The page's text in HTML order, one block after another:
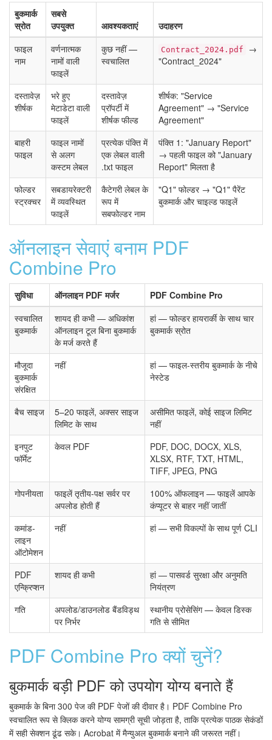
बुकमार्क
स्रोत
सबसे
उपयुक्त
आवश्यकताएं
उदाहरण
फाइल
नाम
वर्णनात्मक
नामों वाली
फाइलें
कुछ नहीं —
स्वचालित
Contract_2024.pdf
→
"Contract_2024"
दस्तावेज़
शीर्षक
भरे हुए
मेटाडेटा वाली
फाइलें
दस्तावेज़
प्रॉपर्टी में
शीर्षक फील्ड
शीर्षक: "Service
Agreement" → "Service
Agreement"
बाहरी
फाइल
फाइल नामों
से अलग
कस्टम लेबल
प्रत्येक पंक्ति में
एक लेबल वाली
.txt फाइल
पंक्ति 1: "January Report"
→ पहली फाइल को "January
Report" मिलता है
फोल्डर
स्ट्रक्चर
सबडायरेक्टरी
में व्यवस्थित
फाइलें
कैटेगरी लेबल के
रूप में
सबफोल्डर नाम
"Q1" फोल्डर → "Q1" पैरेंट
बुकमार्क और चाइल्ड फाइलें
ऑनलाइन सेवाएं बनाम PDF
Combine Pro
सुविधा ऑनलाइन PDF मर्जर
PDF Combine Pro
स्वचालित
बुकमार्क
शायद ही कभी — अधिकांश
ऑनलाइन टूल बिना बुकमार्क
के मर्ज करते हैं
हां — फोल्डर हायरार्की के साथ चार
बुकमार्क स्रोत
मौजूदा
बुकमार्क
संरक्षित
नहीं
हां — फाइल-स्तरीय बुकमार्क के नीचे
नेस्टेड
बैच साइज
5–20 फाइलें, अक्सर साइज
लिमिट के साथ
असीमित फाइलें, कोई साइज लिमिट
नहीं
इनपुट
फॉर्मेट
केवल PDF
PDF, DOC, DOCX, XLS,
XLSX, RTF, TXT, HTML,
TIFF, JPEG, PNG
गोपनीयता
फाइलें तृतीय-पक्ष सर्वर पर
अपलोड होती हैं
100% ऑफलाइन — फाइलें आपके
कंप्यूटर से बाहर नहीं जातीं
कमांड-
लाइन
ऑटोमेशन
नहीं हां — सभी विकल्पों के साथ पूर्ण CLI
PDF
एन्क्रिप्शन
शायद ही कभी
हां — पासवर्ड सुरक्षा और अनुमति
नियंत्रण
गति
अपलोड/डाउनलोड बैंडविड्थ
पर निर्भर
स्थानीय प्रोसेसिंग — केवल डिस्क
गति से सीमित
PDF Combine Pro क्यों चुनें?
बुकमार्क बड़ी PDF को उपयोग योग्य बनाते हैं
बुकमार्क के बिना 300 पेज की PDF पेजों की दीवार है। PDF Combine Pro
स्वचालित रूप से क्लिक करने योग्य सामग्री सूची जोड़ता है, ताकि प्रत्येक पाठक सेकंडों
में सही सेक्शन ढूंढ सके। Acrobat में मैन्युअल बुकमार्क बनाने की जरूरत नहीं।